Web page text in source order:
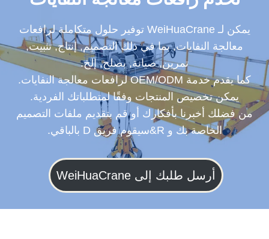
يمكن لـ WeiHuaCrane توفير حلول متكاملة لرافعات
معالجة النفايات, بما في ذلك التصميم, إنتاج, تثبيت,
تمرين, صيانة, بصلح, إلخ.
كما يقدم خدمة OEM/ODM لرافعات معالجة النفايات.
يمكن تخصيص المنتجات وفقًا لمتطلباتك الفردية.
من فضلك أخبرنا بأفكارك أو قم بتقديم ملفات التصميم
الخاصة بك و R&سيقوم فريق D بالباقي.
أرسل طلبك إلى WeiHuaCrane